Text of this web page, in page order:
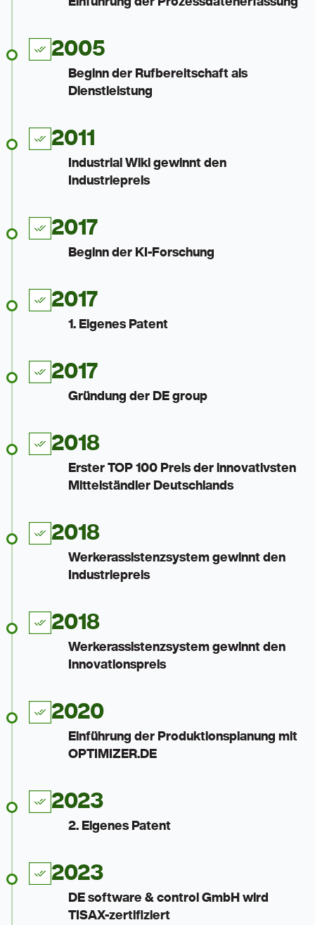
2005
Beginn der Rufbereitschaft als
Dienstleistung
2011
Industrial Wiki gewinnt den
Industriepreis
2017
Beginn der KI-Forschung
2017
1. Eigenes Patent
2017
Gründung der DE group
2018
Erster TOP 100 Preis der innovativsten
Mittelständler Deutschlands
2018
Werkerassistenzsystem gewinnt den
Industriepreis
2018
Werkerassistenzsystem gewinnt den
Innovationspreis
2020
Einführung der Produktionsplanung mit
OPTIMIZER.DE
2023
2. Eigenes Patent
2023
DE software & control GmbH wird
TISAX-zertifiziert